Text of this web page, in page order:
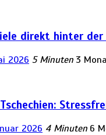
direkt hinter
2026 5 Minuten 3
2026 4 Minuten 6